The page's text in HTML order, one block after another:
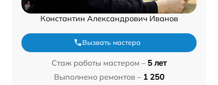
Константин Александрович Иванов
Вызвать мастера
Стаж работы мастером – 5 лет
Выполнено ремонтов – 1 250